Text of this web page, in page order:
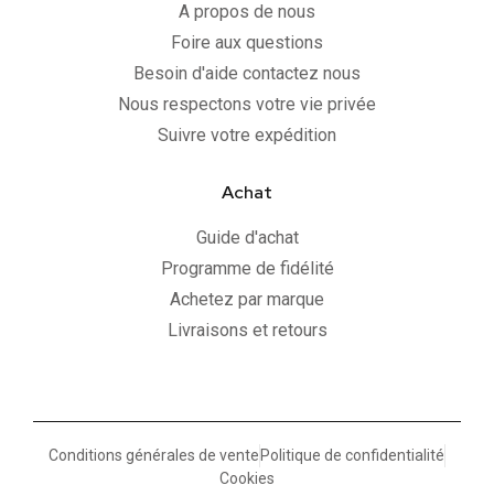
A propos de nous
Foire aux questions
Besoin d'aide contactez nous
Nous respectons votre vie privée
Suivre votre expédition
Achat
Guide d'achat
Programme de fidélité
Achetez par marque
Livraisons et retours
Conditions générales de vente Politique de confidentialité
Cookies